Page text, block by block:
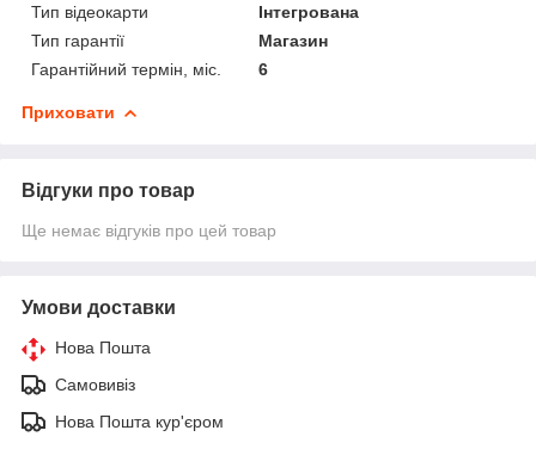
Тип відеокарти
Інтегрована
Тип гарантії
Магазин
Гарантійний термін, міс.
6
Приховати
Відгуки про товар
Ще немає відгуків про цей товар
Умови доставки
Нова Пошта
Самовивіз
Нова Пошта кур'єром